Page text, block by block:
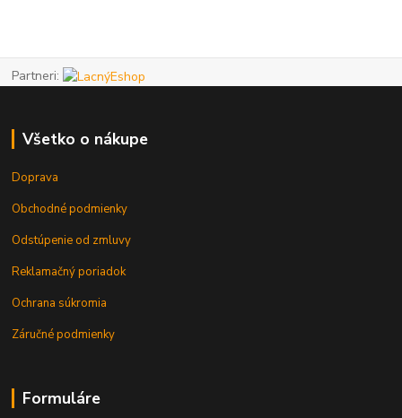
Partneri:
Všetko o nákupe
Doprava
Obchodné podmienky
Odstúpenie od zmluvy
Reklamačný poriadok
Ochrana súkromia
Záručné podmienky
Formuláre